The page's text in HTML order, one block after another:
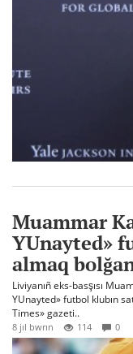
Muammar
YUnayted»
almaq
Liviyanıñ eks-basşısı
YUnayted» futbol klubın
Times» gazeti..
8 jıl bwrın 114 0